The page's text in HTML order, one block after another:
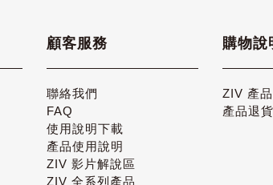
顧客服務
聯絡我們
FAQ
使用說明下載
產品使用說明
ZIV 影片解說區
ZIV 全系列產品
購物說
ZIV 產
產品退